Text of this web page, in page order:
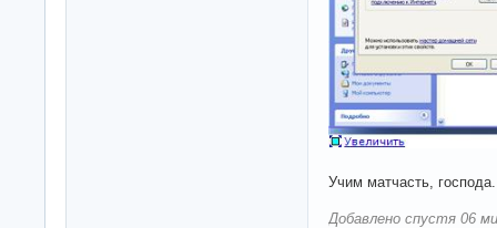
Учим матчасть, господа.
Добавлено спустя 06